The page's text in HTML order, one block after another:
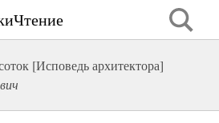
[Исповедь архитектора]